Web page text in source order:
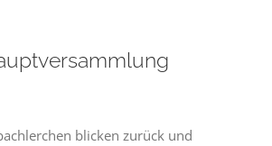
blicken zurück und